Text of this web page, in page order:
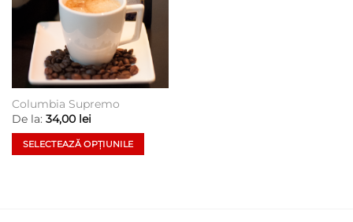
Columbia Supremo
De la: 34,00 lei
SELECTEAZĂ OPȚIUNILE